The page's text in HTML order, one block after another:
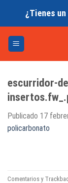
¿Tienes
escurridor-
Publicado 17
policarbonato
Comentarios y